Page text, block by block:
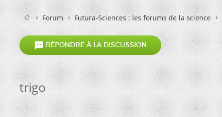
Forum Futura-Sciences : les forums de la science
 RÉPONDRE À LA DISCUSSION
trigo